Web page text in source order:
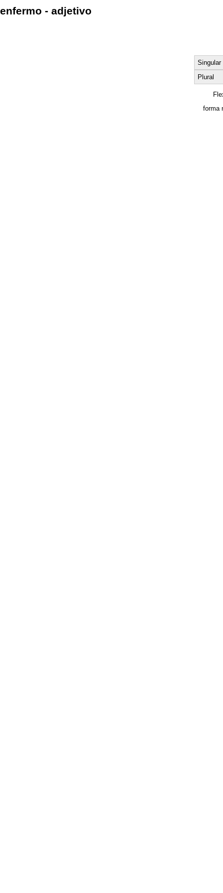
enfermo - adjetivo
Singular
Plural
forma